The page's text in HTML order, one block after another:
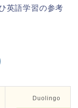
英語学習の参考
Duolingo